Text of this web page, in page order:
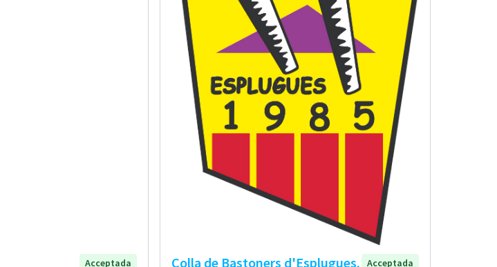
Acceptada
Colla de Bastoners d'Esplugues.
Acceptada